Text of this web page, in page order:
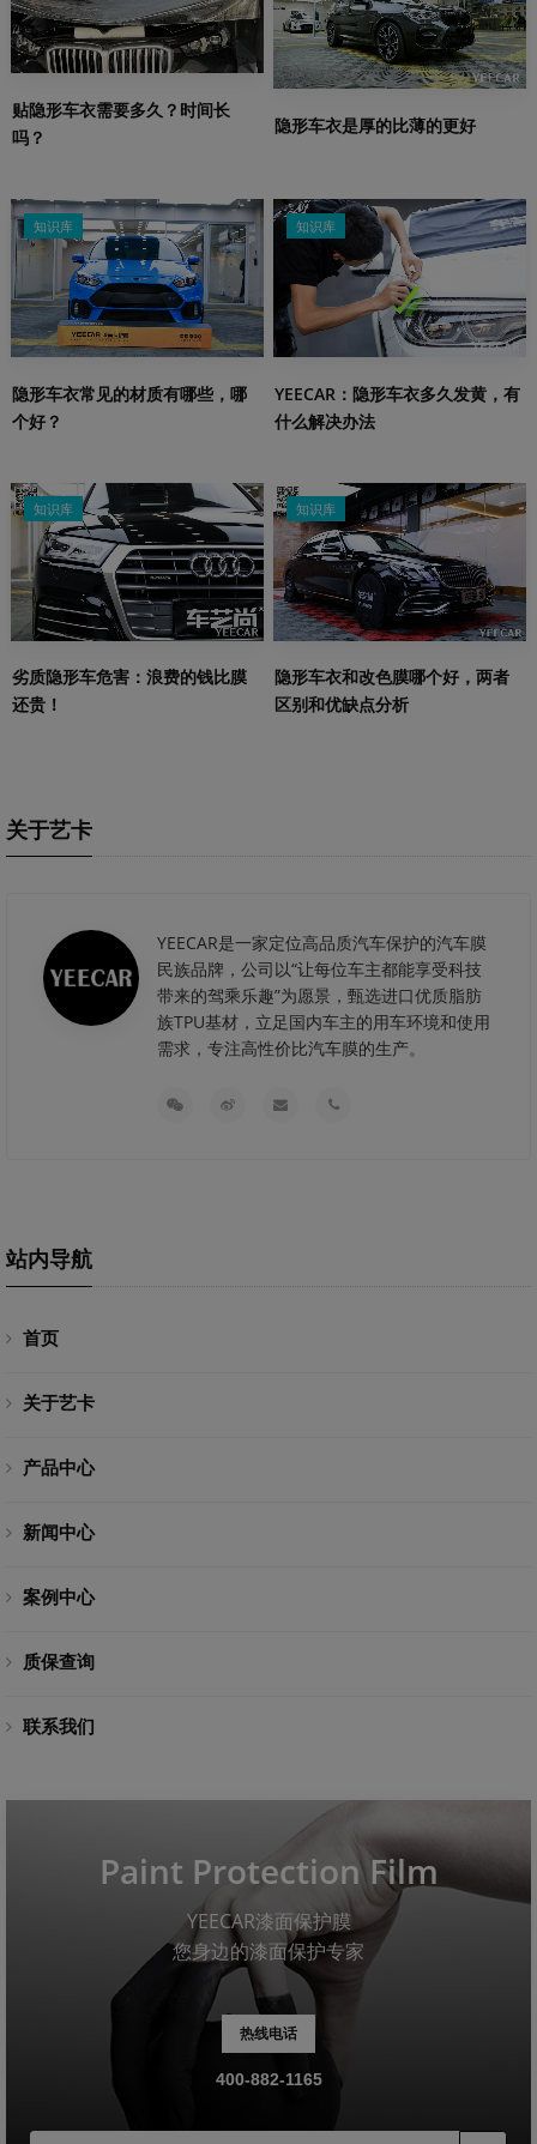
贴隐形车衣需要多久？时间长
吗？
隐形车衣是厚的比薄的更好
知识库
隐形车衣常见的材质有哪些，哪
个好？
知识库
YEECAR：隐形车衣多久发黄，有
什么解决办法
知识库
劣质隐形车危害：浪费的钱比膜
还贵！
知识库
隐形车衣和改色膜哪个好，两者
区别和优缺点分析
关于艺卡
YEECAR是一家定位高品质汽车保护的汽车膜
民族品牌，公司以“让每位车主都能享受科技
带来的驾乘乐趣”为愿景，甄选进口优质脂肪
族TPU基材，立足国内车主的用车环境和使用
需求，专注高性价比汽车膜的生产。
站内导航
首页
关于艺卡
产品中心
新闻中心
案例中心
质保查询
联系我们
Paint Protection Film
YEECAR漆面保护膜
您身边的漆面保护专家
热线电话
400-882-1165